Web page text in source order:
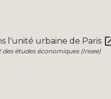
l'unité urbaine de Paris
études économiques (Insee)